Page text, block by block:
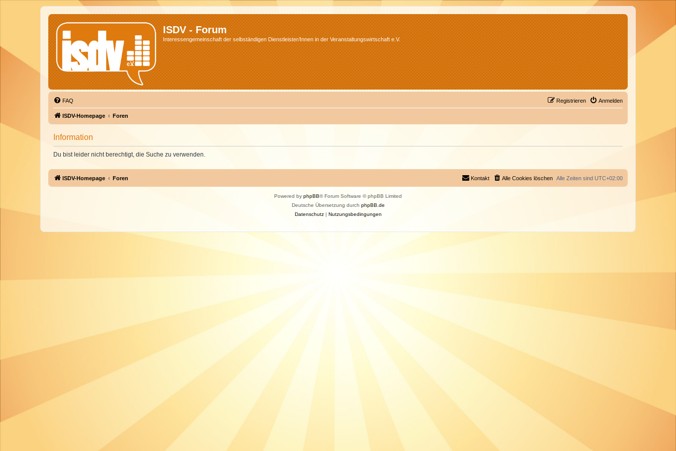
ISDV - Forum
Interessengemeinschaft der selbständigen Dienstleister/Innen in der Veranstaltungswirtschaft e.V.
FAQ Anmelden
Registrieren
ISDV-Homepage Foren
Information
Du bist leider nicht berechtigt, die Suche zu verwenden.
ISDV-Homepage Foren Alle Zeiten sind UTC+02:00
Alle Cookies löschen
Kontakt
Powered by phpBB® Forum Software © phpBB Limited
Deutsche Übersetzung durch phpBB.de
Datenschutz| Nutzungsbedingungen